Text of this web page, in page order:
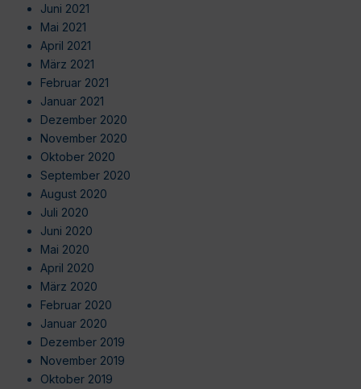
Juni 2021
Mai 2021
April 2021
März 2021
Februar 2021
Januar 2021
Dezember 2020
November 2020
Oktober 2020
September 2020
August 2020
Juli 2020
Juni 2020
Mai 2020
April 2020
März 2020
Februar 2020
Januar 2020
Dezember 2019
November 2019
Oktober 2019